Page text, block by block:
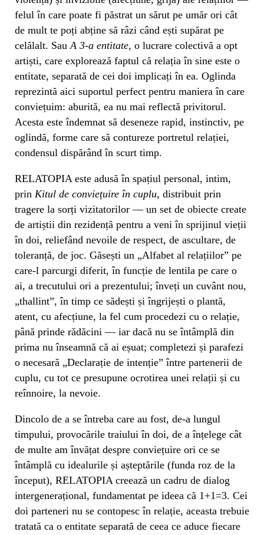
felul în care poate fi păstrat un sărut pe umăr ori cât
de mult te poți abține să râzi când ești supărat pe
celălalt. Sau A 3-a entitate, o lucrare colectivă a opt
artiști, care explorează faptul că relația în sine este o
entitate, separată de cei doi implicați în ea. Oglinda
reprezintă aici suportul perfect pentru maniera în care
conviețuim: aburită, ea nu mai reflectă privitorul.
Acesta este îndemnat să deseneze rapid, instinctiv, pe
oglindă, forme care să contureze portretul relației,
condensul dispărând în scurt timp.
RELATOPIA este adusă în spațiul personal, intim,
prin Kitul de conviețuire în cuplu, distribuit prin
tragere la sorți vizitatorilor — un set de obiecte create
de artiștii din rezidență pentru a veni în sprijinul vieții
în doi, reliefând nevoile de respect, de ascultare, de
toleranță, de joc. Găsești un „Alfabet al relațiilor” pe
care-l parcurgi diferit, în funcție de lentila pe care o
ai, a trecutului ori a prezentului; înveți un cuvânt nou,
„thallint”, în timp ce sădești și îngrijești o plantă,
atent, cu afecțiune, la fel cum procedezi cu o relație,
până prinde rădăcini — iar dacă nu se întâmplă din
prima nu înseamnă că ai eșuat; completezi și parafezi
o necesară „Declarație de intenție” între partenerii de
cuplu, cu tot ce presupune ocrotirea unei relații și cu
reînnoire, la nevoie.
Dincolo de a se întreba care au fost, de-a lungul
timpului, provocările traiului în doi, de a înțelege cât
de multe am învățat despre conviețuire ori ce se
întâmplă cu idealurile și așteptările (funda roz de la
început), RELATOPIA creează un cadru de dialog
intergenerațional, fundamentat pe ideea că 1+1=3. Cei
doi parteneri nu se contopesc în relație, aceasta trebuie
tratată ca o entitate separată de ceea ce aduce fiecare